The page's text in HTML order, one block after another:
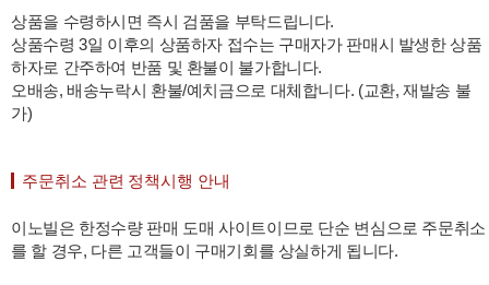
상품을 수령하시면 즉시 검품을 부탁드립니다.
상품수령 3일 이후의 상품하자 접수는 구매자가 판매시 발생한 상품
하자로 간주하여 반품 및 환불이 불가합니다.
오배송, 배송누락시 환불/예치금으로 대체합니다. (교환, 재발송 불
가)
주문취소 관련 정책시행 안내
이노빌은 한정수량 판매 도매 사이트이므로 단순 변심으로 주문취소
를 할 경우, 다른 고객들이 구매기회를 상실하게 됩니다.